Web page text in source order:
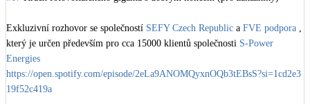
Exkluzivní rozhovor se společností SEFY Czech Republic a FVE podpora ,
který je určen především pro cca 15000 klientů společnosti S-Power
Energies
https://open.spotify.com/episode/2eLa9ANOMQyxnOQb3tEBsS?si=1cd2e3
19f52c419a